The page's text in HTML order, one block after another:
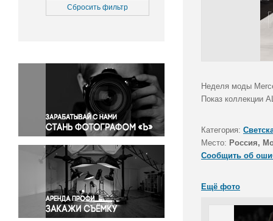
Медицина
Окружающая среда
Политика
Правосудие
Происшествия и конфликты
Религия
Светская жизнь
Спорт
Экология
Экономика и бизнес
Сбросить фильтр
Неделя моды
Показ коллекции
Категория:
Место: Россия,
Сообщить об
Ещё фото